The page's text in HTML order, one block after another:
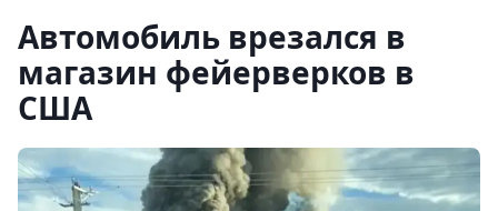
Автомобиль врезался в
магазин фейерверков в
США